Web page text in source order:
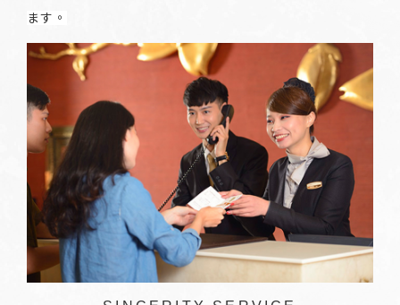
ます。